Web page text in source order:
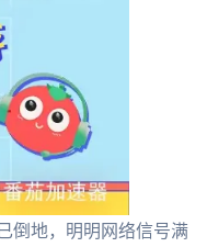
倒地，明明网络信号满